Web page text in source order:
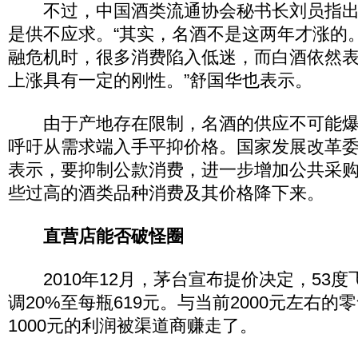
不过，中国酒类流通协会秘书长刘员指
是供不应求。“其实，名酒不是这两年才涨的
融危机时，很多消费陷入低迷，而白酒依然
上涨具有一定的刚性。”舒国华也表示。
由于产地存在限制，名酒的供应不可能
呼吁从需求端入手平抑价格。国家发展改革
表示，要抑制公款消费，进一步增加公共采
些过高的酒类品种消费及其价格降下来。
直营店能否破怪圈
2010年12月，茅台宣布提价决定，53度
调20%至每瓶619元。与当前2000元左右的
1000元的利润被渠道商赚走了。